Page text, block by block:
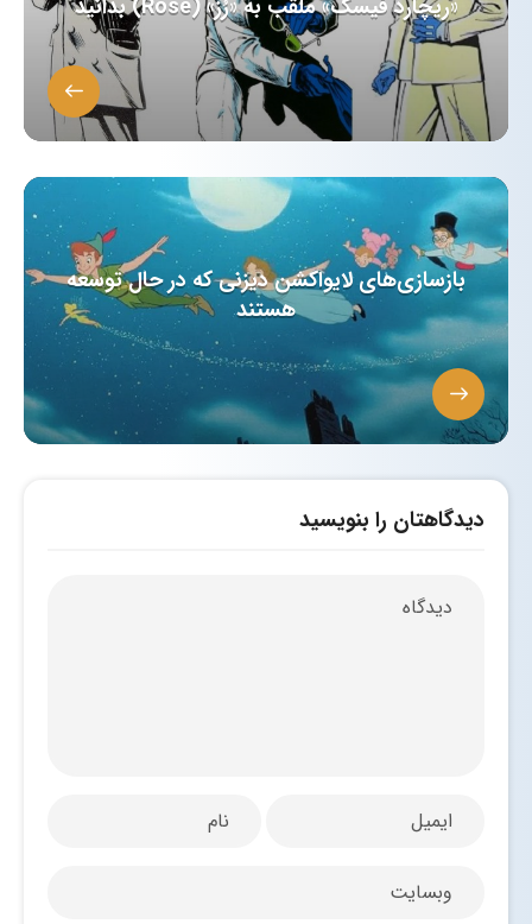
«ریچارد فیسک» ملقب به «رُز» (Rose) بدانید
بازسازی‌های لایو‌اکشن دیزنی که در حال توسعه
هستند
دیدگاهتان را بنویسید